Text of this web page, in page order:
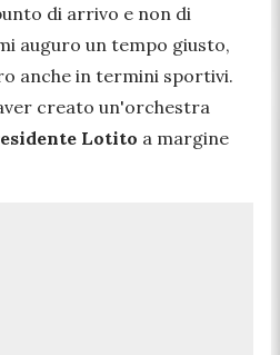
di arrivo e non di
auguro un tempo giusto,
anche in termini sportivi.
creato un'orchestra
Lotito a margine